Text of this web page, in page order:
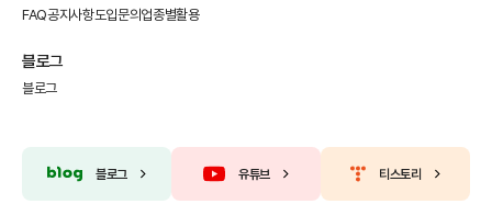
FAQ공지사항도입문의 업종별활용
블로그
블로그
블로그 유튜브 티스토리